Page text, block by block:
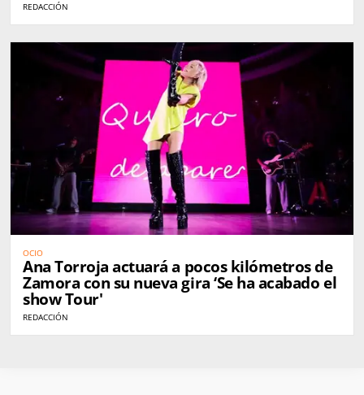
REDACCIÓN
OCIO
Ana Torroja actuará a pocos kilómetros de
Zamora con su nueva gira ‘Se ha acabado el
show Tour'
REDACCIÓN